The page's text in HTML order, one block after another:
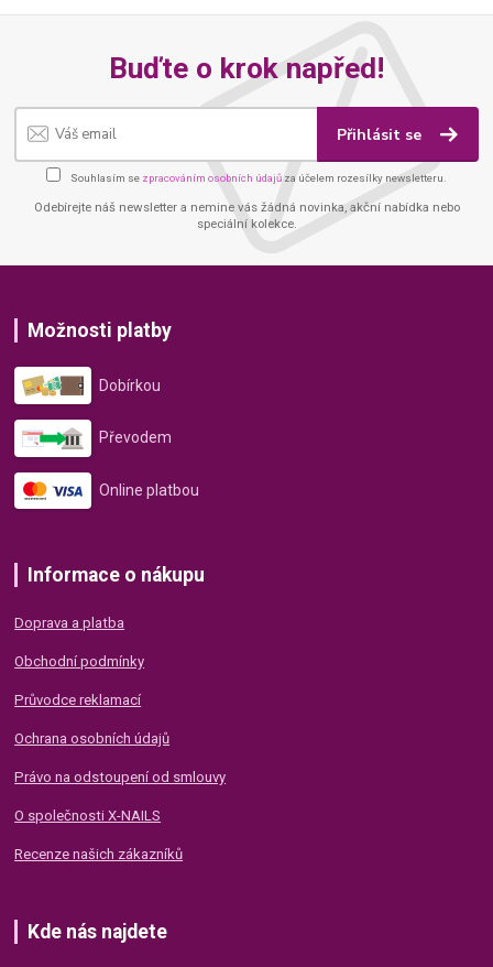
Buďte o krok napřed!
Přihlásit se
Souhlasím se zpracováním osobních údajů za účelem rozesílky newsletteru.
Odebírejte náš newsletter a nemine vás žádná novinka, akční nabídka nebo
speciální kolekce.
Možnosti platby
Dobírkou
Převodem
Online platbou
Informace o nákupu
Doprava a platba
Obchodní podmínky
Průvodce reklamací
Ochrana osobních údajů
Právo na odstoupení od smlouvy
O společnosti X-NAILS
Recenze našich zákazníků
Kde nás najdete